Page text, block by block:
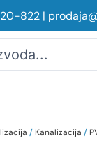
822|
/ Kanalizacija /